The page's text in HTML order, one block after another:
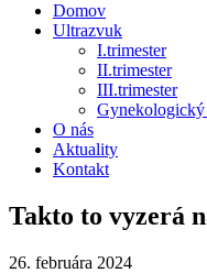
Domov
Ultrazvuk
I.trimester
II.trimester
III.trimester
O nás
Aktuality
Kontakt
Takto to vyzerá
26. februára 2024